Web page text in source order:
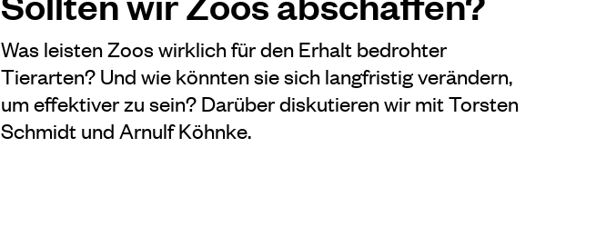
Was leisten Zoos wirklich für den Erhalt bedrohter
Tierarten? Und wie könnten sie sich langfristig verändern,
um effektiver zu sein? Darüber diskutieren wir mit Torsten
Schmidt und Arnulf Köhnke.